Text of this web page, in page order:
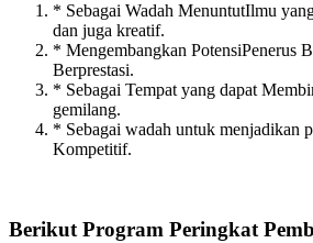
* Sebagai Wadah MenuntutIlmu
dan juga kreatif.
* Mengembangkan PotensiPenerus
Berprestasi.
* Sebagai Tempat yang dapat
gemilang.
* Sebagai wadah untuk menjadikan
Kompetitif.
Berikut Program Peringkat